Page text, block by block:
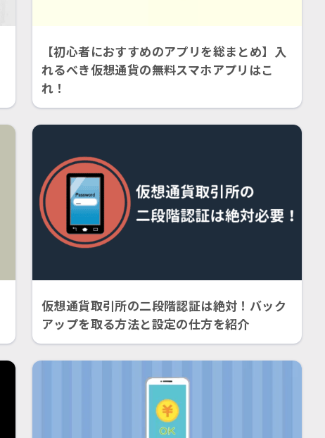
【初心者におすすめのアプリを総まとめ】入
れるべき仮想通貨の無料スマホアプリはこ
れ！
仮想通貨取引所の二段階認証は絶対！バック
アップを取る方法と設定の仕方を紹介